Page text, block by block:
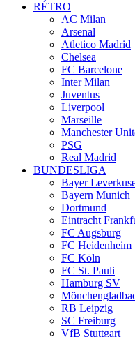
RÉTRO
AC Milan
Arsenal
Atletico Madrid
Chelsea
FC Barcelone
Inter Milan
Juventus
Liverpool
Marseille
Manchester
PSG
Real Madrid
BUNDESLIGA
Bayer
Bayern Munich
Dortmund
Eintracht
FC Augsburg
FC Heidenheim
FC Köln
FC St. Pauli
Hamburg SV
RB Leipzig
SC Freiburg
VfB Stuttgart